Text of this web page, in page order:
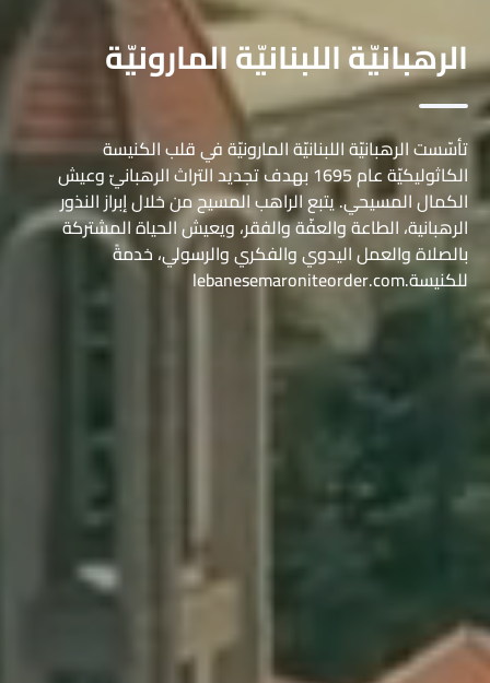
الرهبانيّة اللبنانيّة المارونيّة
تأسّست الرهبانيّة اللبنانيّة المارونيّة في قلب الكنيسة
الكاثوليكيّة عام 1695 بهدف تجديد التراث الرهبانيّ وعيش
الكمال المسيحي. يتبع الراهب المسيح من خلال إبراز النذور
الرهبانية، الطاعة والعفّة والفقر، ويعيش الحياة المشتركة
بالصلاة والعمل اليدوي والفكري والرسولي، خدمةً
للكنيسة.lebanesemaroniteorder.com